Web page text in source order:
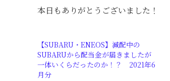
本日もありがとうございました！
【SUBARU・ENEOS】減配中の
SUBARUから配当金が届きましたが
一体いくらだったのか！？ 2021年6
月分